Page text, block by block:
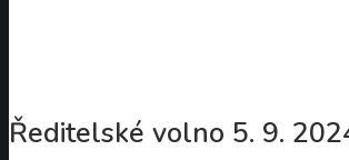
Ředitelské volno 5. 9.